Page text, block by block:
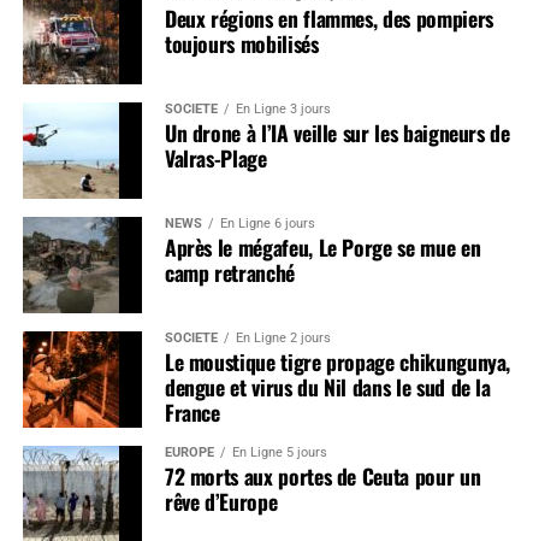
Deux régions en flammes, des pompiers
toujours mobilisés
SOCIÉTÉ En Ligne 3 jours
Un drone à l’IA veille sur les baigneurs de
Valras-Plage
NEWS En Ligne 6 jours
Après le mégafeu, Le Porge se mue en
camp retranché
SOCIÉTÉ En Ligne 2 jours
Le moustique tigre propage chikungunya,
dengue et virus du Nil dans le sud de la
France
EUROPE En Ligne 5 jours
72 morts aux portes de Ceuta pour un
rêve d’Europe